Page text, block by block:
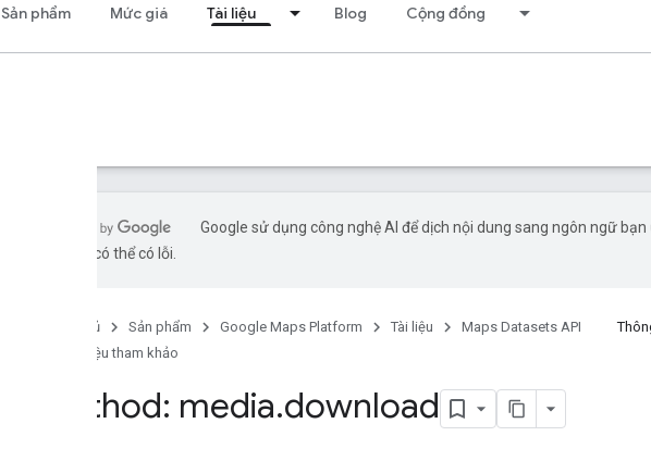
Sản phẩm Mức giá Tài liệu Blog Cộng đồng
Google sử dụng công nghệ AI để dịch nội dung sang ngôn ngữ
bằng AI có thể có lỗi.
Trang chủ Sản phẩm Google Maps Platform Tài liệu
Maps Datasets API
Tài liệu tham khảo
Method: media.download